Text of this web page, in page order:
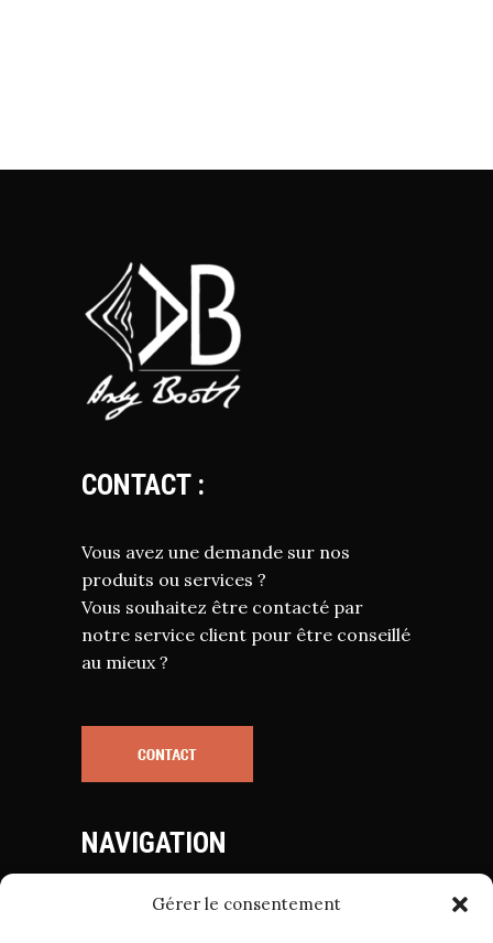
Gérer le consentement
CONTACT :
Vous avez une demande sur nos
produits ou services ?
Vous souhaitez être contacté par
notre service client pour être conseillé
au mieux ?
NAVIGATION
Mentions Légales